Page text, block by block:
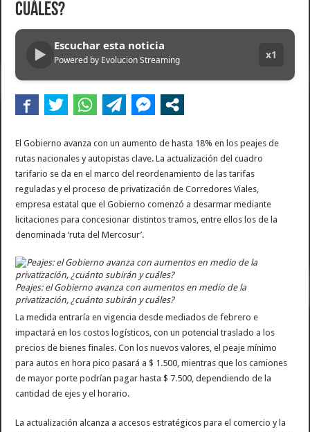
cuáles?
▶ Escuchar esta noticia
Powered by Evolucion Streaming x1
El Gobierno avanza con un aumento de hasta 18% en los peajes de
rutas nacionales y autopistas clave. La actualización del cuadro
tarifario se da en el marco del reordenamiento de las tarifas
reguladas y el proceso de privatización de Corredores Viales,
empresa estatal que el Gobierno comenzó a desarmar mediante
licitaciones para concesionar distintos tramos, entre ellos los de la
denominada ‘ruta del Mercosur’.
Peajes: el Gobierno avanza con aumentos en medio de la
privatización, ¿cuánto subirán y cuáles?
La medida entraría en vigencia desde mediados de febrero e
impactará en los costos logísticos, con un potencial traslado a los
precios de bienes finales. Con los nuevos valores, el peaje mínimo
para autos en hora pico pasará a $ 1.500, mientras que los camiones
de mayor porte podrían pagar hasta $ 7.500, dependiendo de la
cantidad de ejes y el horario.
La actualización alcanza a accesos estratégicos para el comercio y la